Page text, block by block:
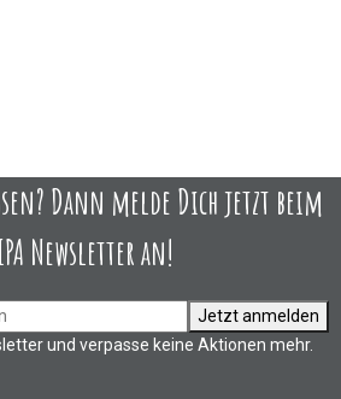
Dann melde Dich jetzt beim
Newsletter an!
Jetzt anmelden
und verpasse keine Aktionen mehr.